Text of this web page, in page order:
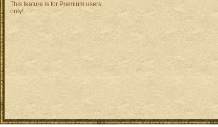
This feature is for Premium users
only!